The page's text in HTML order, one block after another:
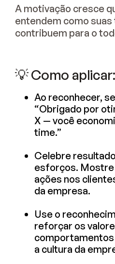
A motivação cresce
entendem como
contribuem para o
💡 Como aplicar:
Ao reconhecer,
“Obrigado por
X — você
time.”
Celebre
esforços. Mostre
ações nos
da empresa.
Use o
reforçar os
a cultura da